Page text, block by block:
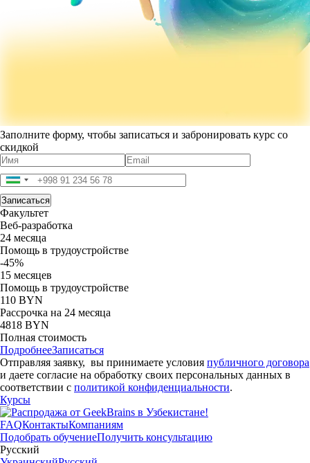
Заполните форму, чтобы записаться и забронировать курс со
скидкой
Факультет
Веб-разработка
24 месяца
Помощь в трудоустройстве
-45%
15 месяцев
Помощь в трудоустройстве
110 BYN
Рассрочка на 24 месяца
4818 BYN
Полная стоимость
ПодробнееЗаписаться
Отправляя заявку, вы принимаете условия публичного договора
и даете согласие на обработку своих персональных данных в
соответствии с политикой конфиденциальности.
Курсы
FAQКонтактыКомпаниям
Подобрать обучениеПолучить консультацию
Русский